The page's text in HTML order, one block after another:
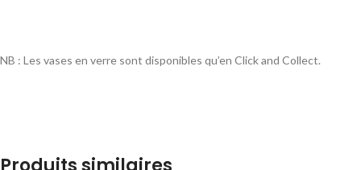
NB : Les vases en verre sont disponibles qu’en Click and Collect.